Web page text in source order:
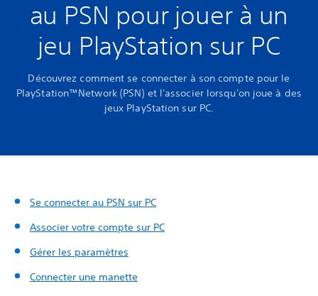
au PSN pour jouer à un
jeu PlayStation sur PC
Découvrez comment se connecter à son compte pour le
PlayStation™Network (PSN) et l'associer lorsqu'on joue à des
jeux PlayStation sur PC.
Se connecter au PSN sur PC
Associer votre compte sur PC
Gérer les paramètres
Connecter une manette